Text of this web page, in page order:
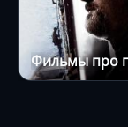
Фильмы про